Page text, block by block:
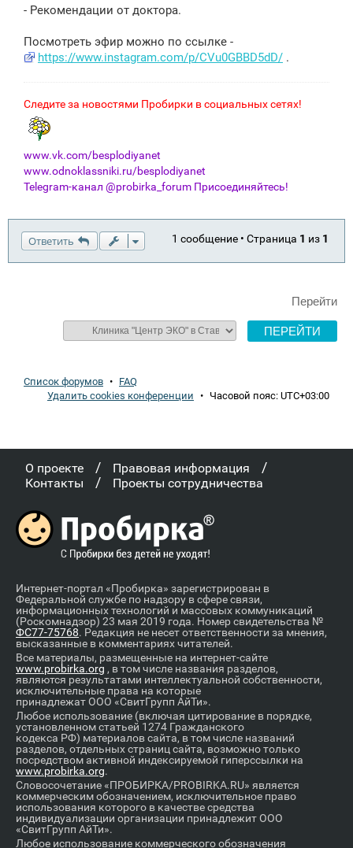
- Рекомендации от доктора.
Посмотреть эфир можно по ссылке -
https://www.instagram.com/p/CVu0GBBD5dD/ .
Следите за новостями Пробирки в социальных сетях!
www.vk.com/besplodiyanet
www.odnoklassniki.ru/besplodiyanet
Telegram-канал @probirka_forum Присоединяйтесь!
Ответить 1 сообщение • Страница 1 из 1
Перейти
Список форумов • FAQ
Удалить cookies конференции • Часовой пояс: UTC+03:00
О проекте / Правовая информация /
Контакты / Проекты сотрудничества
Интернет-портал «Пробирка» зарегистрирован в
Федеральной службе по надзору в сфере связи,
информационных технологий и массовых коммуникаций
(Роскомнадзор) 23 мая 2019 года. Номер свидетельства №
ФС77-75768. Редакция не несет ответственности за мнения,
высказанные в комментариях читателей.
Все материалы, размещенные на интернет-сайте
www.probirka.org , в том числе названия разделов,
являются результатами интеллектуальной собственности,
исключительные права на которые
принадлежат ООО «СвитГрупп АйТи».
Любое использование (включая цитирование в порядке,
установленном статьей 1274 Гражданского
кодекса РФ) материалов сайта, в том числе названий
разделов, отдельных страниц сайта, возможно только
посредством активной индексируемой гиперссылки на
www.probirka.org.
Словосочетание «ПРОБИРКА/PROBIRKA.RU» является
коммерческим обозначением, исключительное право
использования которого в качестве средства
индивидуализации организации принадлежит ООО
«СвитГрупп АйТи».
Любое использование коммерческого обозначения